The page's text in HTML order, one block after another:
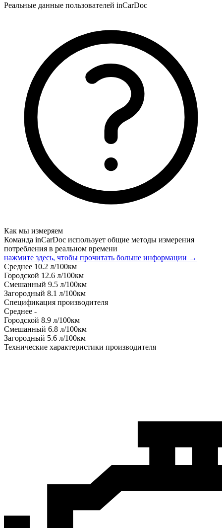
Реальные данные пользователей inCarDoc
Как мы измеряем
Команда inCarDoc использует общие методы измерения
потребления в реальном времени
нажмите здесь, чтобы прочитать больше информации →
Среднее 10.2 л/100км
Городской 12.6 л/100км
Смешанный 9.5 л/100км
Загородный 8.1 л/100км
Спецификация производителя
Среднее -
Городской 8.9 л/100км
Смешанный 6.8 л/100км
Загородный 5.6 л/100км
Технические характеристики производителя